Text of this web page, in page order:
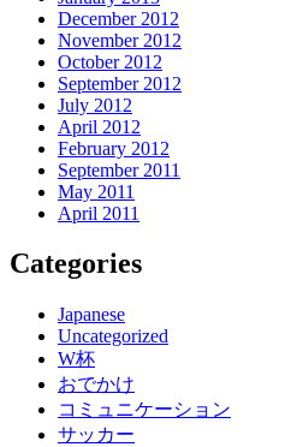
December 2012
November 2012
October 2012
September 2012
July 2012
April 2012
February 2012
September 2011
May 2011
April 2011
Categories
Japanese
Uncategorized
W杯
おでかけ
コミュニケーション
サッカー